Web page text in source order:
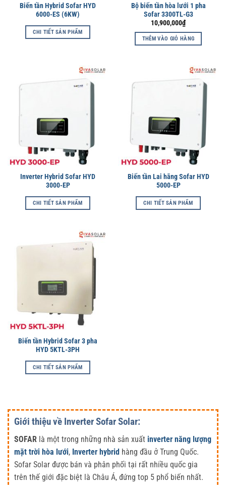
Biến tần Hybrid Sofar HYD
6000-ES (6KW)
CHI TIẾT SẢN PHẨM
Bộ biến tần hòa lưới 1 pha
Sofar 3300TL-G3
10,900,000₫
THÊM VÀO GIỎ HÀNG
Inverter Hybrid Sofar HYD
3000-EP
CHI TIẾT SẢN PHẨM
Biến tần Lai hãng Sofar HYD
5000-EP
CHI TIẾT SẢN PHẨM
Biến tần Hybrid Sofar 3 pha
HYD 5KTL-3PH
CHI TIẾT SẢN PHẨM
Giới thiệu về Inverter Sofar Solar:
SOFAR là một trong những nhà sản xuất inverter năng lượng
mặt trời hòa lưới, Inverter hybrid hàng đầu ở Trung Quốc.
Sofar Solar được bán và phân phối tại rất nhiều quốc gia
trên thế giới đặc biệt là Châu Á, đứng top 5 phổ biến nhất.